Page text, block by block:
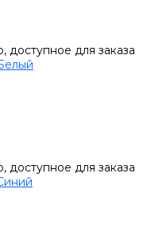
доступное для заказа
доступное для заказа